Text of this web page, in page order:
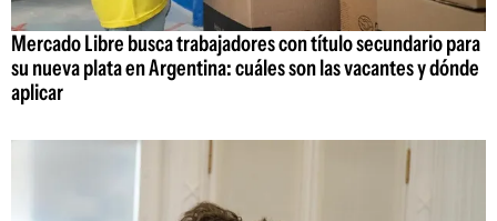
Mercado Libre busca trabajadores con título secundario para
su nueva plata en Argentina: cuáles son las vacantes y dónde
aplicar